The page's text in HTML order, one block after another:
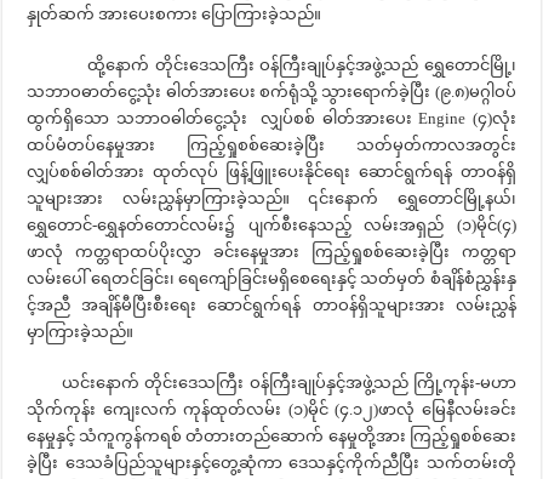
နှုတ်ဆက် အားပေးစကား ပြောကြားခဲ့သည်။
ထို့နောက် တိုင်းဒေသကြီး ဝန်ကြီးချုပ်နှင့်အဖွဲ့သည် ရွှေတောင်မြို့၊
သဘာဝဓာတ်ငွေ့သုံး ဓါတ်အားပေး စက်ရုံသို့ သွားရောက်ခဲ့ပြီး (၉.၈)မဂ္ဂါဝပ်
ထွက်ရှိသော သဘာဝဓါတ်ငွေ့သုံး လျှပ်စစ် ဓါတ်အားပေး Engine (၄)လုံး
ထပ်မံတပ်နေမှုအား ကြည့်ရှုစစ်ဆေးခဲ့ပြီး သတ်မှတ်ကာလအတွင်း
လျှပ်စစ်ဓါတ်အား ထုတ်လုပ် ဖြန့်ဖြူးပေးနိုင်ရေး ဆောင်ရွက်ရန် တာဝန်ရှိ
သူများအား လမ်းညွှန်မှာကြားခဲ့သည်။ ၎င်းနောက် ရွှေတောင်မြို့နယ်၊
ရွှေတောင်-ရွှေနတ်တောင်လမ်း၌ ပျက်စီးနေသည့် လမ်းအရှည် (၁)မိုင်(၄)
ဖာလုံ ကတ္တရာထပ်ပိုးလွှာ ခင်းနေမှုအား ကြည့်ရှုစစ်ဆေးခဲ့ပြီး ကတ္တရာ
လမ်းပေါ် ရေတင်ခြင်း၊ ရေကျော်ခြင်းမရှိစေရေးနှင့် သတ်မှတ် စံချိန်စံညွှန်းနှ
င့်အညီ အချိန်မီပြီးစီးရေး ဆောင်ရွက်ရန် တာဝန်ရှိသူများအား လမ်းညွှန်
မှာကြားခဲ့သည်။
ယင်းနောက် တိုင်းဒေသကြီး ဝန်ကြီးချုပ်နှင့်အဖွဲ့သည် ကြို့ကုန်း-မဟာ
သိုက်ကုန်း ကျေးလက် ကုန်ထုတ်လမ်း (၁)မိုင် (၄.၁၂)ဖာလုံ မြေနီလမ်းခင်း
နေမှုနှင့် သံကူကွန်ကရစ် တံတားတည်ဆောက် နေမှုတို့အား ကြည့်ရှုစစ်ဆေး
ခဲ့ပြီး ဒေသခံပြည်သူများနှင့်တွေ့ဆုံကာ ဒေသနှင့်ကိုက်ညီပြီး သက်တမ်းတို